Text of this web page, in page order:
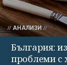
АНАЛИЗИ
България:
проблеми с